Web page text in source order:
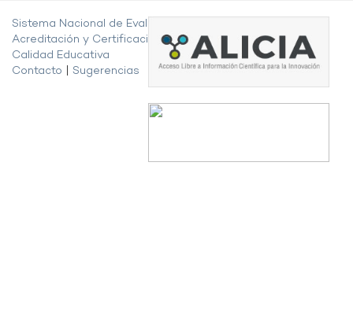
Sistema Nacional de Evaluación,
Acreditación y Certificación de la
Calidad Educativa
Contacto
Sugerencias